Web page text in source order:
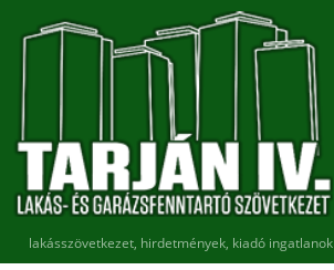
lakásszövetkezet, hirdetmények, kiadó ingatlanok